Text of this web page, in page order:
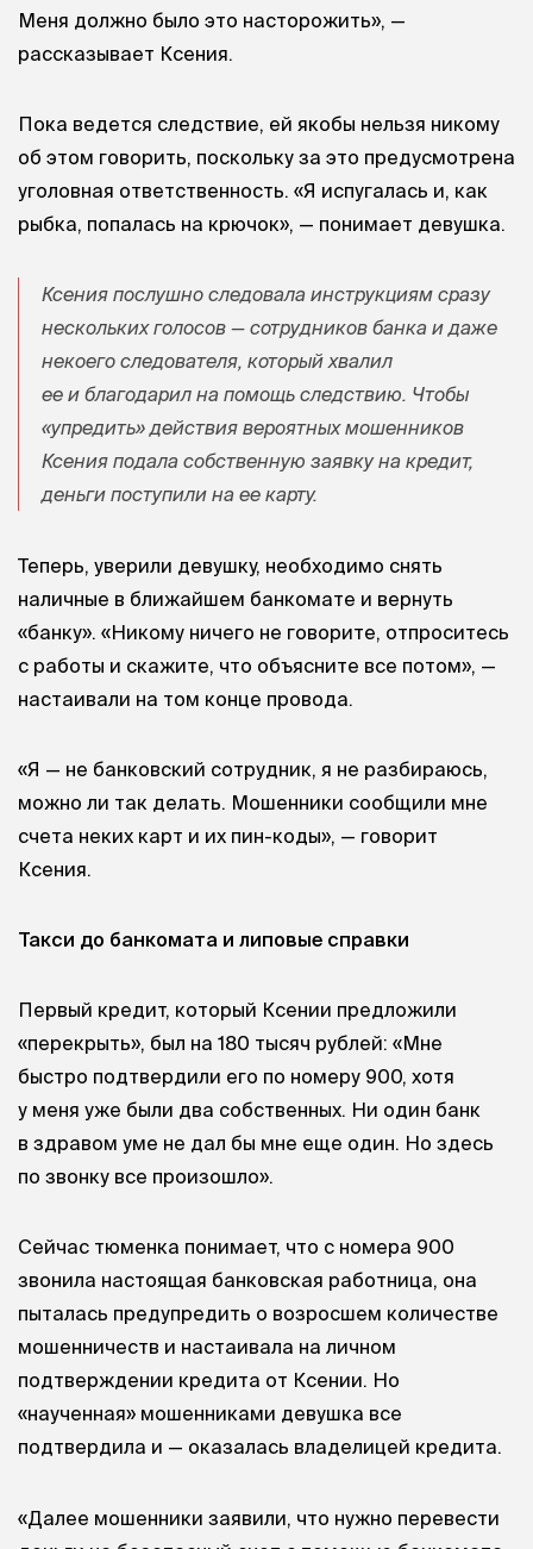
Меня должно было это насторожить», —
рассказывает Ксения.
Пока ведется следствие, ей якобы нельзя никому
об этом говорить, поскольку за это предусмотрена
уголовная ответственность. «Я испугалась и, как
рыбка, попалась на крючок», — понимает девушка.
Ксения послушно следовала инструкциям сразу
нескольких голосов — сотрудников банка и даже
некоего следователя, который хвалил
ее и благодарил на помощь следствию. Чтобы
«упредить» действия вероятных мошенников
Ксения подала собственную заявку на кредит,
деньги поступили на ее карту.
Теперь, уверили девушку, необходимо снять
наличные в ближайшем банкомате и вернуть
«банку». «Никому ничего не говорите, отпроситесь
с работы и скажите, что объясните все потом», —
настаивали на том конце провода.
«Я — не банковский сотрудник, я не разбираюсь,
можно ли так делать. Мошенники сообщили мне
счета неких карт и их пин-коды», — говорит
Ксения.
Такси до банкомата и липовые справки
Первый кредит, который Ксении предложили
«перекрыть», был на 180 тысяч рублей: «Мне
быстро подтвердили его по номеру 900, хотя
у меня уже были два собственных. Ни один банк
в здравом уме не дал бы мне еще один. Но здесь
по звонку все произошло».
Сейчас тюменка понимает, что с номера 900
звонила настоящая банковская работница, она
пыталась предупредить о возросшем количестве
мошенничеств и настаивала на личном
подтверждении кредита от Ксении. Но
«наученная» мошенниками девушка все
подтвердила и — оказалась владелицей кредита.
«Далее мошенники заявили, что нужно перевести